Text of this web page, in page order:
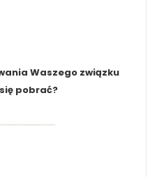
Waszego związku
pobrać?